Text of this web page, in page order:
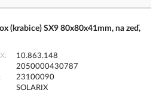
(krabice) SX9 80x80x41mm, na zeď,
10.863.148
2050000430787
23100090
SOLARIX